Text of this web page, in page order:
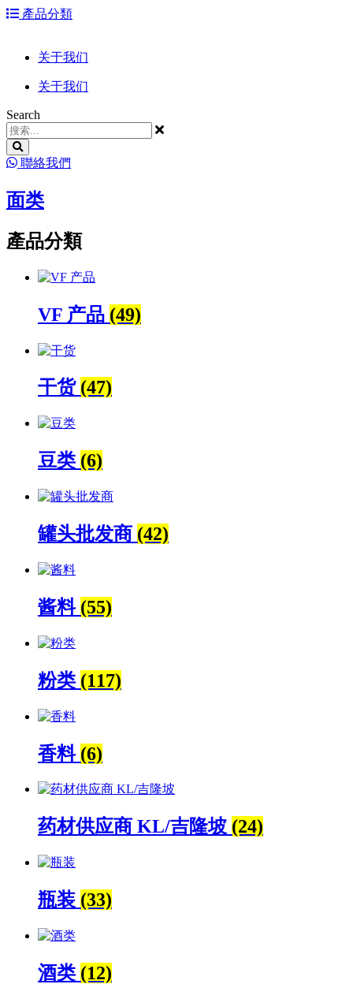
跳 產品分類
关于我们
关于我们
Search
聯絡我們
面类
產品分類
VF 产品 (49)
干货 (47)
豆类 (6)
罐头批发商 (42)
酱料 (55)
粉类 (117)
香料 (6)
药材供应商 KL/吉隆坡 (24)
瓶装 (33)
酒类 (12)